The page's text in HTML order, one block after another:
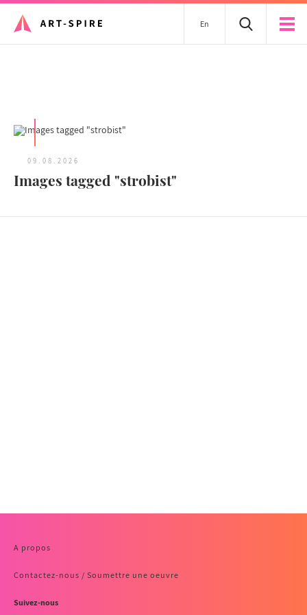
En
09.08.2026
Images tagged "strobist"
A propos
Contactez-nous / Soumettre une oeuvre
Suivez-nous